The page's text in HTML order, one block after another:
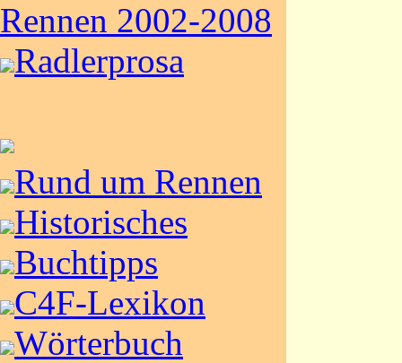
Rennen 2002-2008
Radlerprosa
Rund um Rennen
Historisches
Buchtipps
C4F-Lexikon
Wörterbuch